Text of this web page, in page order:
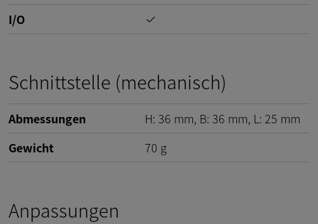
I/O
Schnittstelle (mechanisch)
Abmessungen H: 36 mm, B: 36 mm, L: 25 mm
Gewicht
70 g
Anpassungen